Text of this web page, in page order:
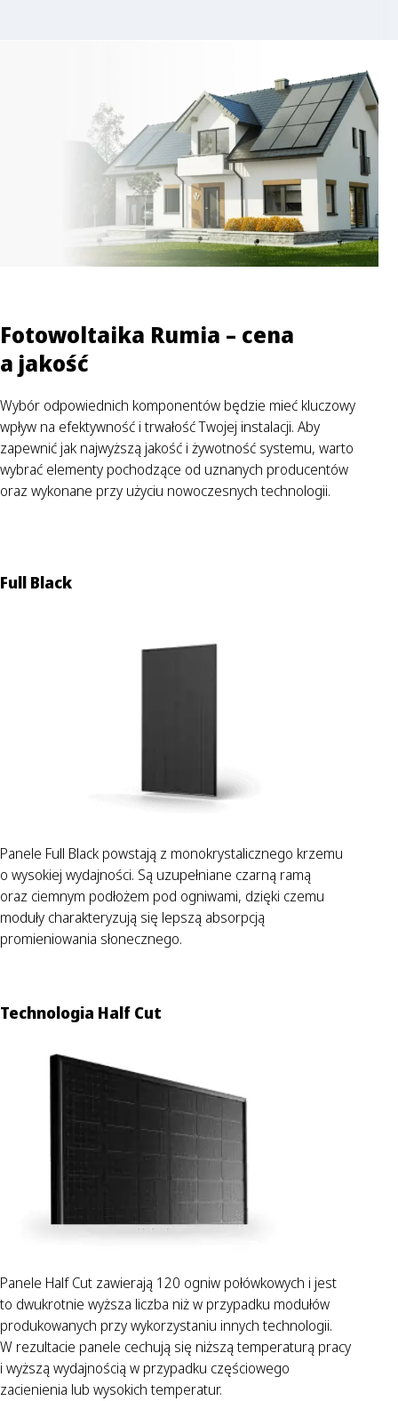
Fotowoltaika Rumia – cena
a jakość
Wybór odpowiednich komponentów będzie mieć kluczowy
wpływ na efektywność i trwałość Twojej instalacji. Aby
zapewnić jak najwyższą jakość i żywotność systemu, warto
wybrać elementy pochodzące od uznanych producentów
oraz wykonane przy użyciu nowoczesnych technologii.
Full Black
Panele Full Black powstają z monokrystalicznego krzemu
o wysokiej wydajności. Są uzupełniane czarną ramą
oraz ciemnym podłożem pod ogniwami, dzięki czemu
moduły charakteryzują się lepszą absorpcją
promieniowania słonecznego.
Technologia Half Cut
Panele Half Cut zawierają 120 ogniw połówkowych i jest
to dwukrotnie wyższa liczba niż w przypadku modułów
produkowanych przy wykorzystaniu innych technologii.
W rezultacie panele cechują się niższą temperaturą pracy
i wyższą wydajnością w przypadku częściowego
zacienienia lub wysokich temperatur.